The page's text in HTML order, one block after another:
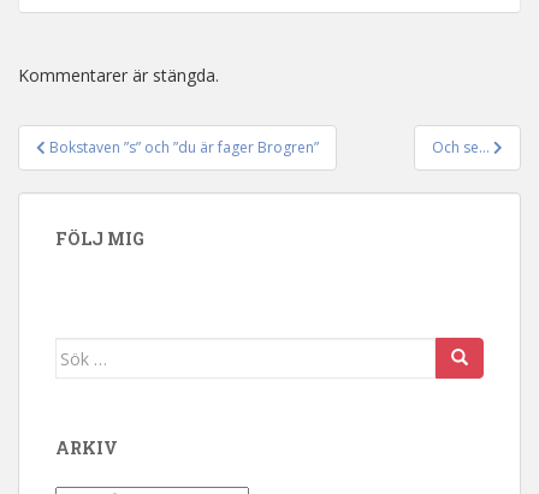
Kommentarer är stängda.
Inläggsnavigering
Bokstaven ”s” och ”du är fager Brogren” Och se…
FÖLJ MIG
Sök efter:
ARKIV